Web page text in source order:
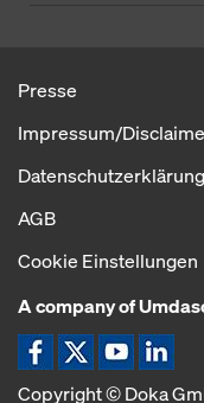
Presse
Impressum/
Datenschutzerklärung
AGB
Cookie Einstellungen
A company of
Copyright © Doka